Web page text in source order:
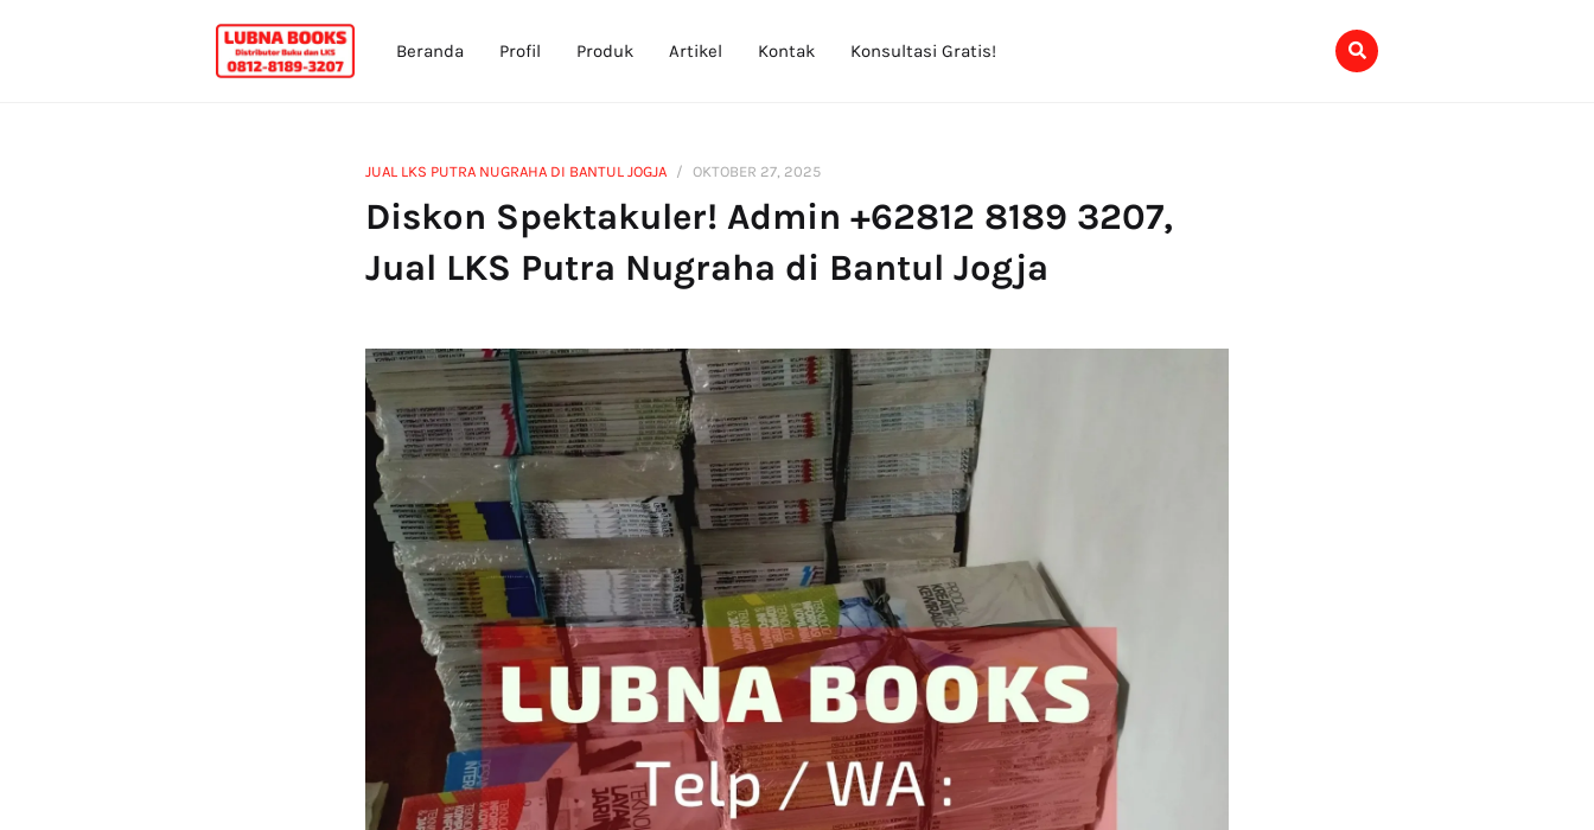
Beranda Profil Produk Artikel Kontak Konsultasi Gratis!
JUAL LKS PUTRA NUGRAHA DI BANTUL JOGJA OKTOBER 27, 2025
Diskon Spektakuler! Admin +62812 8189 3207,
Jual LKS Putra Nugraha di Bantul Jogja